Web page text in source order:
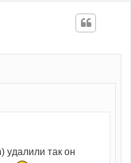
удалили так он